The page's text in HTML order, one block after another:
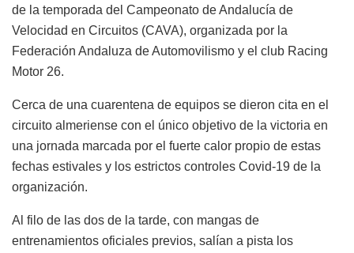
de la temporada del Campeonato de Andalucía de
Velocidad en Circuitos (CAVA), organizada por la
Federación Andaluza de Automovilismo y el club Racing
Motor 26.
Cerca de una cuarentena de equipos se dieron cita en el
circuito almeriense con el único objetivo de la victoria en
una jornada marcada por el fuerte calor propio de estas
fechas estivales y los estrictos controles Covid-19 de la
organización.
Al filo de las dos de la tarde, con mangas de
entrenamientos oficiales previos, salían a pista los